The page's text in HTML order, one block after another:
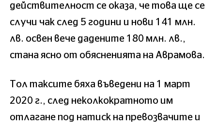
действителност се оказа, че това ще се
случи чак след 5 години и нови 141 млн.
лв. освен вече дадените 180 млн. лв.,
стана ясно от обясненията на Аврамова.
Тол таксите бяха въведени на 1 март
2020 г., след неколкократното им
отлагане под натиск на превозвачите и